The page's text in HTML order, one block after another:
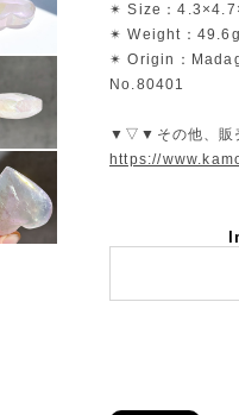
✴︎ Size：
✴︎ Weight：49.6g
✴︎ Origin：
No.80401
▼▽▼その他、販
https://